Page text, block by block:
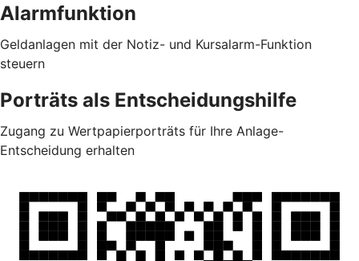
Alarmfunktion
Geldanlagen mit der Notiz- und Kursalarm-Funktion
steuern
Porträts als Entscheidungshilfe
Zugang zu Wertpapierporträts für Ihre Anlage-
Entscheidung erhalten